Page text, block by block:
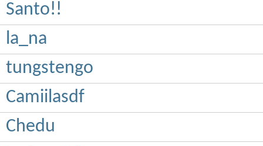
Santo!!
la_na
tungstengo
Camiilasdf
Chedu